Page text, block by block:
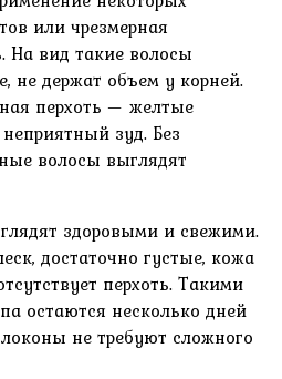
или чрезмерная
На вид такие волосы
не держат объем у корней.
перхоть — желтые
зуд. Без
волосы выглядят
здоровыми и свежими.
достаточно густые, кожа
перхоть. Такими
остаются несколько дней
не требуют сложного